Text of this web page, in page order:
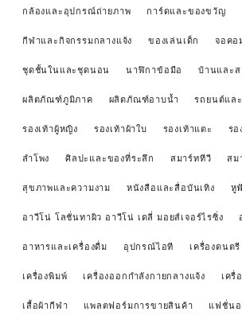
กล้องและอุปกรณ์ถ่ายภาพ การ์ดและของขวัญ
กีฬาและกิจกรรมกลางแจ้ง ของเล่นเด็ก จอคอ
ชุดชั้นในและชุดนอน นาฬิกาข้อมือ บ้านและ
ผลิตภัณฑ์ภูมิภาค ผลิตภัณฑ์อาบน้ำ รถยนต์แล
รองเท้าผู้หญิง รองเท้าผ้าใบ รองเท้าแตะ รอ
ลำโพง ศิลปะและของที่ระลึก สมาร์ททีวี สม
สุขภาพและความงาม หนังสือและสื่อบันเทิง หู
อาวีโน่ โลชั่นทาผิว อาวีโน่ เดลี่ มอยส์เจอร์ไรซิ่ง
อาหารและเครื่องดื่ม อุปกรณ์ไอที เครื่องดนตรี
เครื่องพิมพ์ เครื่องออกกำลังกายกลางแจ้ง เครื่
เสื้อผ้ากีฬา แพลตฟอร์มการขายสินค้า แฟชั่น